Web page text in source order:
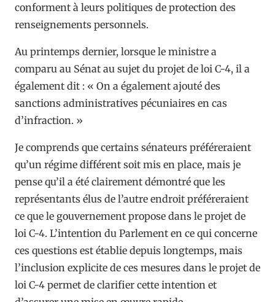
conforment à leurs politiques de protection des
renseignements personnels.
Au printemps dernier, lorsque le ministre a
comparu au Sénat au sujet du projet de loi C-4, il a
également dit : « On a également ajouté des
sanctions administratives pécuniaires en cas
d’infraction. »
Je comprends que certains sénateurs préféreraient
qu’un régime différent soit mis en place, mais je
pense qu’il a été clairement démontré que les
représentants élus de l’autre endroit préféreraient
ce que le gouvernement propose dans le projet de
loi C-4. L’intention du Parlement en ce qui concerne
ces questions est établie depuis longtemps, mais
l’inclusion explicite de ces mesures dans le projet de
loi C-4 permet de clarifier cette intention et